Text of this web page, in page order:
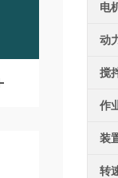
电
动
搅
作
装
转